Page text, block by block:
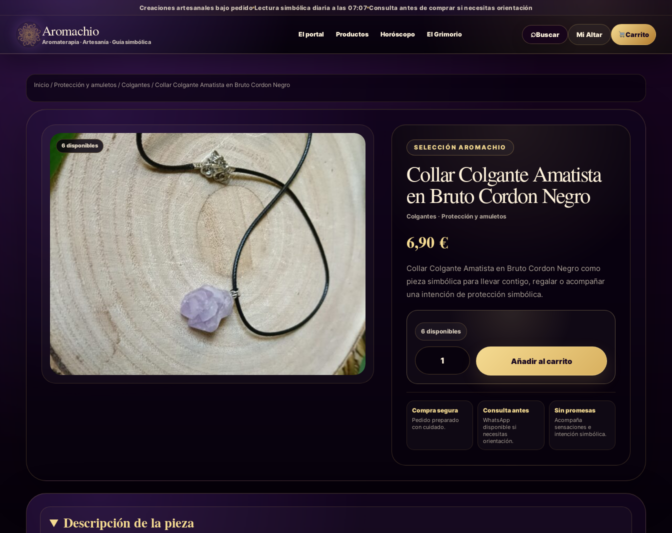
Creaciones artesanales bajo pedido Lectura simbólica diaria a las 07:07 Consulta antes de comprar si necesitas orientación
Aromachio
Aromaterapia · Artesanía · Guía simbólica
El portal Productos Horóscopo El Grimorio ⌕Buscar Mi Altar Carrito
Inicio / Protección y amuletos / Colgantes / Collar Colgante Amatista en Bruto Cordon Negro
6 disponibles SELECCIÓN AROMACHIO
Collar Colgante Amatista
en Bruto Cordon Negro
Colgantes ·Protección y amuletos
6,90€
Collar Colgante Amatista en Bruto Cordon Negro como
pieza simbólica para llevar contigo, regalar o acompañar
una intención de protección simbólica.
6 disponibles
Añadir al carrito
Compra segura
Pedido preparado
con cuidado.
Consulta antes
WhatsApp
disponible si
necesitas
orientación.
Sin promesas
Acompaña
sensaciones e
intención simbólica.
Descripción de la pieza